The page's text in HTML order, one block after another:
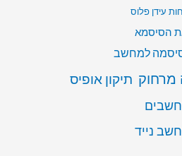
עידן פלוס
הסיסמא
למחשב
מרחוק תיקון אופיס
נייד